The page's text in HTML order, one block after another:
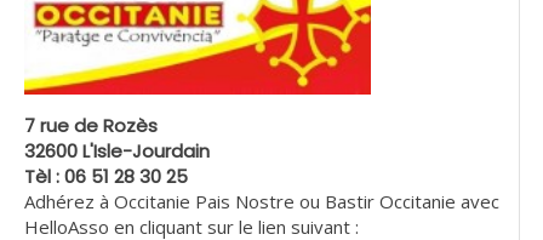
7 rue de Rozès
32600 L'Isle-Jourdain
Tèl : 06 51 28 30 25
Adhérez à Occitanie Pais Nostre ou Bastir Occitanie avec
HelloAsso en cliquant sur le lien suivant :